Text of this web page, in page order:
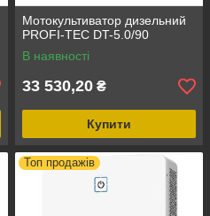
Мотокультиватор дизельний
PROFI-TEC DT-5.0/90
В наявності
33 530,20 ₴
Купити
Топ продажів